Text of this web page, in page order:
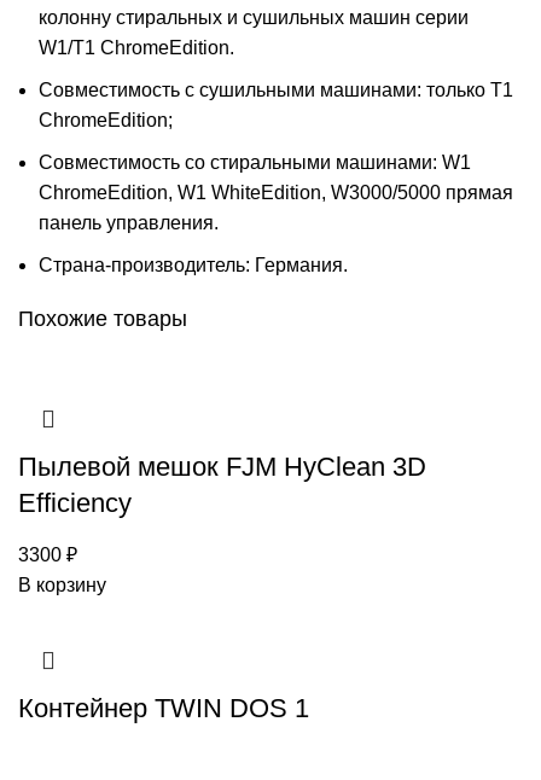
колонну стиральных и сушильных машин серии
W1/T1 ChromeEdition.
Совместимость с сушильными машинами: только T1
ChromeEdition;
Совместимость со стиральными машинами: W1
ChromeEdition, W1 WhiteEdition, W3000/5000 прямая
панель управления.
Страна-производитель: Германия.
Похожие товары
Пылевой мешок FJM HyClean 3D
Efficiency
3300 ₽
В корзину
Контейнер TWIN DOS 1